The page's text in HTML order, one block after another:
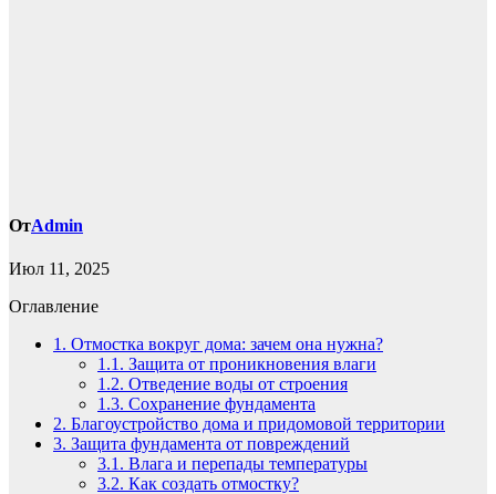
ОтAdmin
Июл 11, 2025
Оглавление
1. Отмостка вокруг дома: зачем она нужна?
1.1. Защита от проникновения влаги
1.2. Отведение воды от строения
1.3. Сохранение фундамента
2. Благоустройство дома и придомовой территории
3. Защита фундамента от повреждений
3.1. Влага и перепады температуры
3.2. Как создать отмостку?